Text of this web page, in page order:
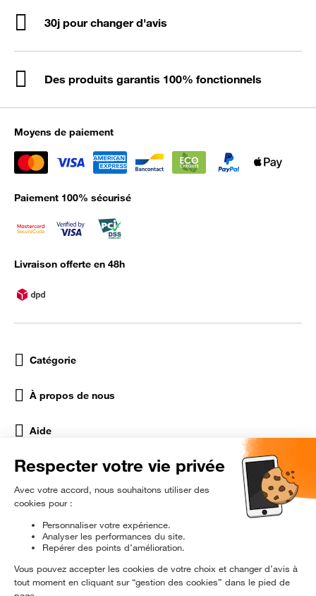
30j pour changer d'avis
Des produits garantis 100% fonctionnels
Moyens de paiement
Paiement 100% sécurisé
Livraison offerte en 48h
Catégorie
À propos de nous
Aide
Réseaux Sociaux
rɘconditionné